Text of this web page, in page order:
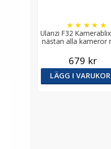
Ulanzi F32
nästan alla kameror
★ ★ ★ ★ ★
679 kr
LÄGG I